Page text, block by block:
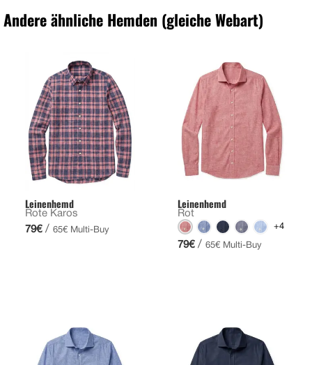
Andere ähnliche Hemden (gleiche Webart)
Leinenhemd
Rote Karos
79€ / 65€ Multi-Buy
Leinenhemd
Rot
+4
79€ / 65€ Multi-Buy